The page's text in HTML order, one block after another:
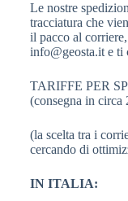
Le nostre
tracciatura che
il pacco al
info@geosta.it e ti
TARIFFE PER
(consegna in
(la scelta tra i
cercando di
IN ITALIA: